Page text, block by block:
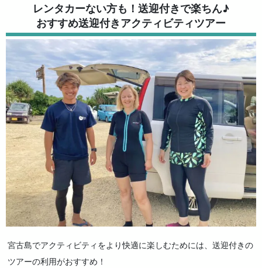
レンタカーない方も！送迎付きで楽ちん♪
おすすめ送迎付きアクティビティツアー
宮古島でアクティビティをより快適に楽しむためには、送迎付きの
ツアーの利用がおすすめ！